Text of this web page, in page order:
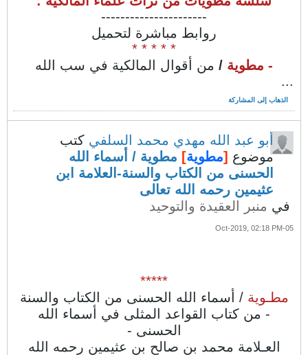
----------------------
روابط مباشرة لتحميل
* * * * *
- مطوية / من أقوال المالكية في سب الله
...
الذهاب إلى المشاركة
أبو عبد الله مهدي محمد السلفي كتب
موضوع [مطوية] مطوية / أسماء الله
الحسنى من الكتاب والسنة-العلامة ابن
عثيمين رحمه الله تعالى
في منبر العقيدة والتوحيد
05-Oct-2019, 02:18 PM
*****
مطـوية/ أسماء الله الحسنى من الكتاب والسنة
- من كتاب القواعد المثلى في أسماء الله
الحسنى -
العـلامة محمد بن صالح بن عثيمين رحمه الله